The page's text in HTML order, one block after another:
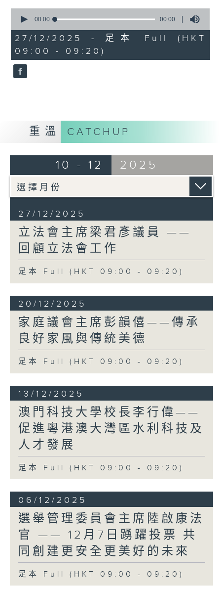
滿懷感恩——可以說是走了一趟因貢獻香港而
豐盛、因服務市民而圓滿的奇妙之旅。
香港不僅是我的家，更是孕育我成長、賦予
我在上世紀五十年代的香港出生。我親身經
歷了戰後香港的奮鬥歷程，從百廢待舉的小
局中，擔當着獨特角色。這條極不平凡的發
家父一生勤奮踏實，時時叮囑我：「生於
斯，長於斯，必須回饋這片土地，把更好的
香港交給下一代」。憑着這份奉獻精神，我
職服務，代表工業界發聲，協助業界升級轉
型，回饋香港。
沙士疫情後，我得到業界支持，從2004年獲
選為立法會議員；到2016年至今9年，更獲
議員支持成為立法會主席。
在立法會，我很高興參與到發展經濟、改善
民生的工作，亦有幸帶領立法會，特別是建
制派議員，一起無懼、無偏、無私奉獻地協
助中央和特區政府克服新冠疫情、令議會回
復理性、完善選舉制度，以及成功處理不少
老大難的問題。行政立法關係良性互動達到
歷史新高，去年更同心同德，完成延擱了27
「民有所呼，我有所應」。立法會也史無前
守則》，完善履職機制，讓議員更好地履行
憲制職能。
轉眼間，在立法會已經21年，我深深感受
到，擔任議員是一份使命。我在從政路上經
歷了高山低谷，順流逆流，但無論任何光
景，驅使我繼續前行、永不言倦，始終是
我很感謝立法會秘書處，一直為議員提供全
立法會主席，我一直與秘書處合作無間，即
使面對的挑戰有增無減，秘書處總是敢於突
破，與時並進，盡責建言，為我提供所有可
能的選擇，讓我全面考慮，作出最佳決定。
秘書處已經為第八屆立法會候任議員舉行了
簡介會，協助他們熟習議會運作，盡快「埋
位工作」。我與候任議員分享經驗時，特別
提到議員任重道遠，不是「打份工」，不是
seconds
0
seconds
00:00 00:00
27/12/2025 - 足本 Full (HKT
09:00 - 09:20)
重溫 CATCHUP
10 - 12 2025
27/12/2025
立法會主席梁君彥議員 ——
回顧立法會工作
足本 Full (HKT 09:00 - 09:20)
20/12/2025
家庭議會主席彭韻僖——傳承
良好家風與傳統美德
足本 Full (HKT 09:00 - 09:20)
13/12/2025
澳門科技大學校長李行偉——
促進粵港澳大灣區水利科技及
人才發展
足本 Full (HKT 09:00 - 09:20)
06/12/2025
選舉管理委員會主席陸啟康法
官 —— 12月7日踴躍投票 共
同創建更安全更美好的未來
足本 Full (HKT 09:00 - 09:20)